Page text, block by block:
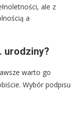
ale z
a
urodziny?
warto go
Wybór podpisu